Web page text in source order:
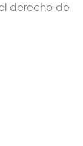
el derecho de